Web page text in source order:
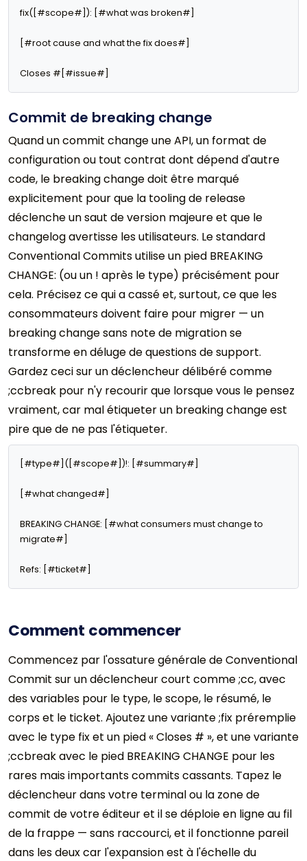
fix([#scope#]): [#what was broken#]
[#root cause and what the fix does#]
Closes #[#issue#]
Commit de breaking change
Quand un commit change une API, un format de
configuration ou tout contrat dont dépend d'autre
code, le breaking change doit être marqué
explicitement pour que la tooling de release
déclenche un saut de version majeure et que le
changelog avertisse les utilisateurs. Le standard
Conventional Commits utilise un pied BREAKING
CHANGE: (ou un ! après le type) précisément pour
cela. Précisez ce qui a cassé et, surtout, ce que les
consommateurs doivent faire pour migrer — un
breaking change sans note de migration se
transforme en déluge de questions de support.
Gardez ceci sur un déclencheur délibéré comme
;ccbreak pour n'y recourir que lorsque vous le pensez
vraiment, car mal étiqueter un breaking change est
pire que de ne pas l'étiqueter.
[#type#]([#scope#])!: [#summary#]
[#what changed#]
BREAKING CHANGE: [#what consumers must change to
migrate#]
Refs: [#ticket#]
Comment commencer
Commencez par l'ossature générale de Conventional
Commit sur un déclencheur court comme ;cc, avec
des variables pour le type, le scope, le résumé, le
corps et le ticket. Ajoutez une variante ;fix préremplie
avec le type fix et un pied « Closes # », et une variante
;ccbreak avec le pied BREAKING CHANGE pour les
rares mais importants commits cassants. Tapez le
déclencheur dans votre terminal ou la zone de
commit de votre éditeur et il se déploie en ligne au fil
de la frappe — sans raccourci, et il fonctionne pareil
dans les deux car l'expansion est à l'échelle du